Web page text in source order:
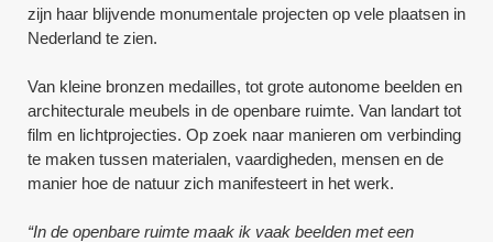
zijn haar blijvende monumentale projecten op vele plaatsen in
Nederland te zien.
Van kleine bronzen medailles, tot grote autonome beelden en
architecturale meubels in de openbare ruimte. Van landart tot
film en lichtprojecties. Op zoek naar manieren om verbinding
te maken tussen materialen, vaardigheden, mensen en de
manier hoe de natuur zich manifesteert in het werk.
“In de openbare ruimte maak ik vaak beelden met een